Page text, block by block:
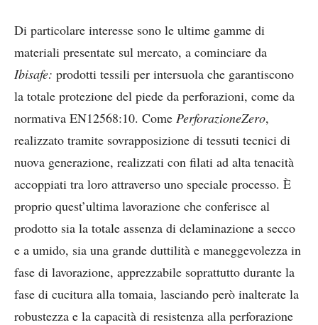
Di particolare interesse sono le ultime gamme di
materiali presentate sul mercato, a cominciare da
Ibisafe: prodotti tessili per intersuola che garantiscono
la totale protezione del piede da perforazioni, come da
normativa EN12568:10. Come PerforazioneZero,
realizzato tramite sovrapposizione di tessuti tecnici di
nuova generazione, realizzati con filati ad alta tenacità
accoppiati tra loro attraverso uno speciale processo. È
proprio quest’ultima lavorazione che conferisce al
prodotto sia la totale assenza di delaminazione a secco
e a umido, sia una grande duttilità e maneggevolezza in
fase di lavorazione, apprezzabile soprattutto durante la
fase di cucitura alla tomaia, lasciando però inalterate la
robustezza e la capacità di resistenza alla perforazione